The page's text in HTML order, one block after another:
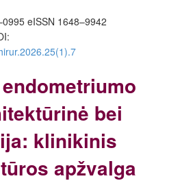
eISSN 1648–9942
bei
klinikinis
apžvalga